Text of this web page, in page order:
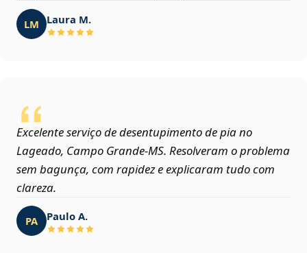
LM Laura M.
Excelente serviço de desentupimento de pia no
Lageado, Campo Grande‑MS. Resolveram o problema
sem bagunça, com rapidez e explicaram tudo com
clareza.
PA Paulo A.